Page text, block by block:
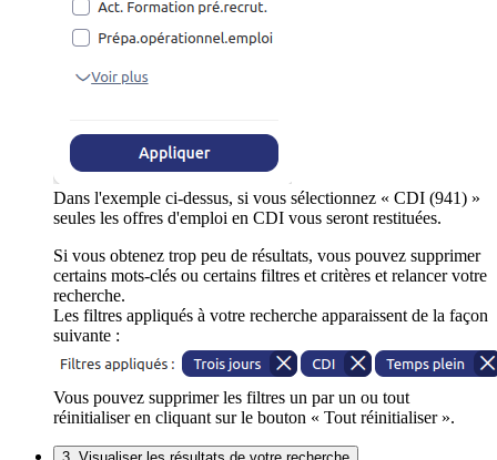
Dans l'exemple ci-dessus, si vous sélectionnez « CDI (941) »
seules les offres d'emploi en CDI vous seront restituées.
Si vous obtenez trop peu de résultats, vous pouvez supprimer
certains mots-clés ou certains filtres et critères et relancer votre
recherche.
Les filtres appliqués à votre recherche apparaissent de la façon
suivante :
Vous pouvez supprimer les filtres un par un ou tout
réinitialiser en cliquant sur le bouton « Tout réinitialiser ».